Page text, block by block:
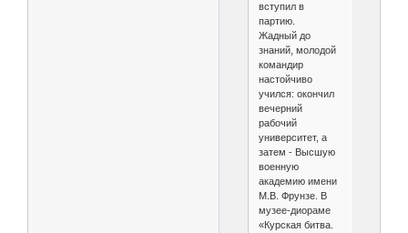
вступил в
партию.
Жадный до
знаний, молодой
коман­дир
настойчиво
учился: окончил
вечерний
рабочий
университет, а
затем - Высшую
военную
академию имени
М.В. Фрунзе. В
музее-диораме
«Курская битва.